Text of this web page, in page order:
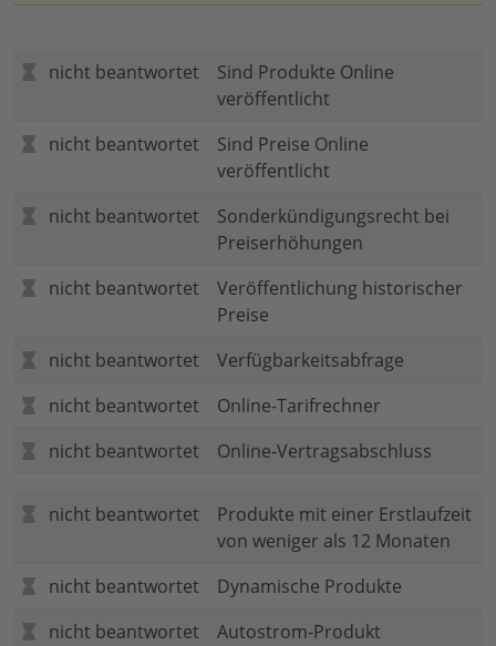
nicht beantwortet
Sind Produkte Online
veröffentlicht
nicht beantwortet
Sind Preise Online
veröffentlicht
nicht beantwortet
Sonderkündigungsrecht bei
Preiserhöhungen
nicht beantwortet
Veröffentlichung historischer
Preise
nicht beantwortet
Verfügbarkeitsabfrage
nicht beantwortet
Online-Tarifrechner
nicht beantwortet
Online-Vertragsabschluss
nicht beantwortet
Produkte mit einer Erstlaufzeit
von weniger als 12 Monaten
nicht beantwortet
Dynamische Produkte
nicht beantwortet
Autostrom-Produkt